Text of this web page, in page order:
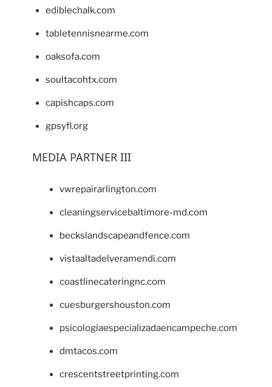
ediblechalk.com
tabletennisnearme.com
oaksofa.com
soultacohtx.com
capishcaps.com
gpsyfl.org
MEDIA PARTNER III
vwrepairarlington.com
cleaningservicebaltimore-md.com
beckslandscapeandfence.com
vistaaltadelveramendi.com
coastlinecateringnc.com
cuesburgershouston.com
psicologiaespecializadaencampeche.com
dmtacos.com
crescentstreetprinting.com